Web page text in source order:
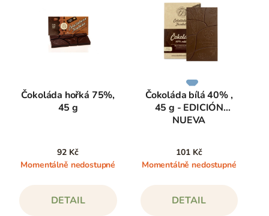
Čokoláda hořká 75%,
45 g
92 Kč
Momentálně nedostupné
DETAIL
Čokoláda bílá 40% ,
45 g - EDICIÓN
NUEVA
101 Kč
Momentálně nedostupné
DETAIL